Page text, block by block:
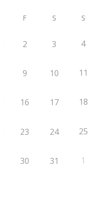
F S S
2 3 4
9 10 11
16 17 18
23 24 25
30 31 1